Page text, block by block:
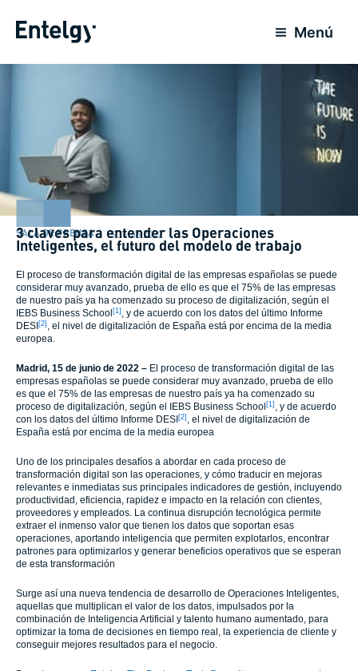
Menú
SALA DE PRENSA 15 Junio 2022
3 claves para entender las Operaciones
Inteligentes, el futuro del modelo de trabajo
El proceso de transformación digital de las empresas españolas se puede
considerar muy avanzado, prueba de ello es que el 75% de las empresas
de nuestro país ya ha comenzado su proceso de digitalización, según el
IEBS Business School [1] , y de acuerdo con los datos del último Informe
DESI [2] , el nivel de digitalización de España está por encima de la media
europea.
Madrid, 15 de junio de 2022 – El proceso de transformación digital de las
empresas españolas se puede considerar muy avanzado, prueba de ello
es que el 75% de las empresas de nuestro país ya ha comenzado su
proceso de digitalización, según el IEBS Business School [1] , y de acuerdo
con los datos del último Informe DESI [2] , el nivel de digitalización de
España está por encima de la media europea
Uno de los principales desafíos a abordar en cada proceso de
transformación digital son las operaciones, y cómo traducir en mejoras
relevantes e inmediatas sus principales indicadores de gestión, incluyendo
productividad, eficiencia, rapidez e impacto en la relación con clientes,
proveedores y empleados. La continua disrupción tecnológica permite
extraer el inmenso valor que tienen los datos que soportan esas
operaciones, aportando inteligencia que permiten explotarlos, encontrar
patrones para optimizarlos y generar beneficios operativos que se esperan
de esta transformación
Surge así una nueva tendencia de desarrollo de Operaciones Inteligentes,
aquellas que multiplican el valor de los datos, impulsados por la
combinación de Inteligencia Artificial y talento humano aumentado, para
optimizar la toma de decisiones en tiempo real, la experiencia de cliente y
conseguir mejores resultados para el negocio.